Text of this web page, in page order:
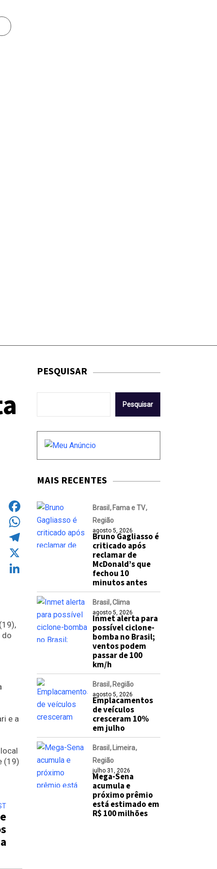
Facebook
WhatsApp
Telegram
X
do
e a
(19)
PESQUISAR
Pesquisar
MAIS RECENTES
Brasil
Fama e TV
Região
agosto 5, 2026
Bruno Gagliasso é
criticado após
reclamar de
McDonald’s que
fechou 10
minutos antes
Brasil Clima
agosto 5, 2026
Inmet alerta para
possível ciclone-
bomba no Brasil;
ventos podem
passar de 100
km/h
Brasil Região
agosto 5, 2026
Emplacamentos
de veículos
cresceram 10%
em julho
Brasil
Limeira
Região
julho 31, 2026
Mega-Sena
acumula e
próximo prêmio
está estimado em
R$ 100 milhões